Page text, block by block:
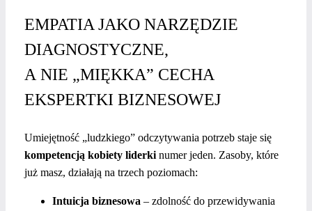
EMPATIA JAKO NARZĘDZIE
DIAGNOSTYCZNE,
A NIE „MIĘKKA” CECHA
EKSPERTKI BIZNESOWEJ
Umiejętność „ludzkiego” odczytywania potrzeb staje się
kompetencją kobiety liderki numer jeden. Zasoby, które
już masz, działają na trzech poziomach:
Intuicja biznesowa – zdolność do przewidywania